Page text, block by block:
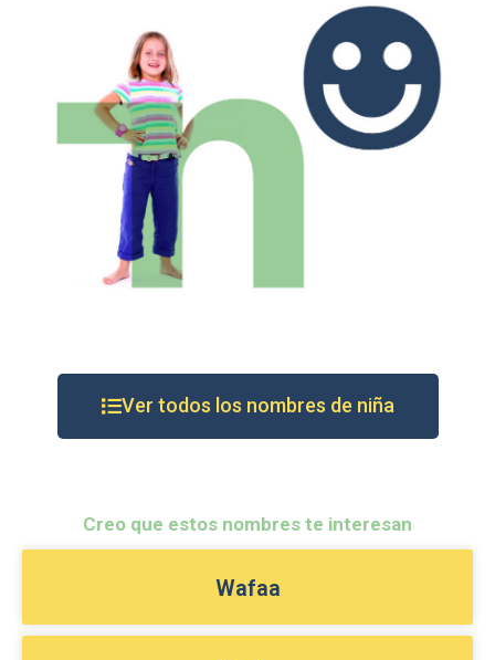
Ver todos los nombres de niña
Creo que estos nombres te interesan
Wafaa